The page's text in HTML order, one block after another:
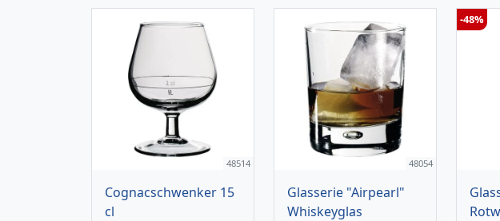
48514
Cognacschwenker 15
cl
48054
Glasserie "Airpearl"
Whiskeyglas
-48%